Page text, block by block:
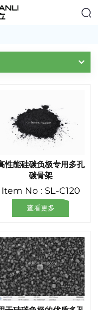
性能硅碳负极专用多孔
碳骨架
Item No : SL-C120
查看更多